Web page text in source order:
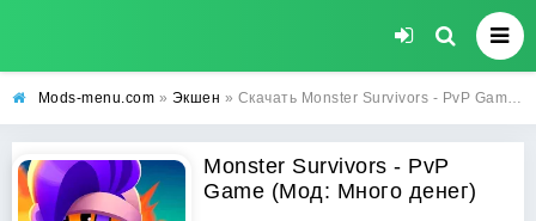
Mods-menu.com » Экшен » Скачать Monster Survivors - PvP Game Взлом (Много денег) на Андроид бесплатно
Monster Survivors - PvP
Game (Мод: Много денег)